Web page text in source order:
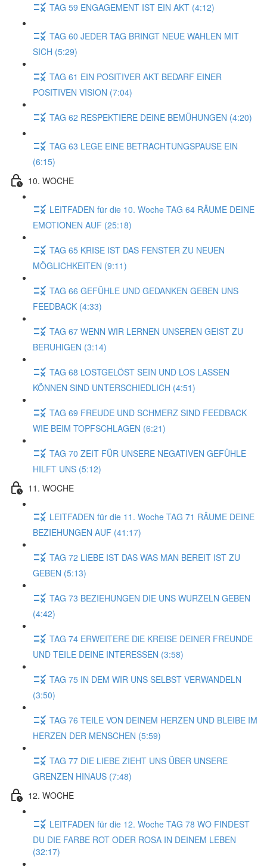
TAG 59 ENGAGEMENT IST EIN AKT (4:12)
TAG 60 JEDER TAG BRINGT NEUE WAHLEN MIT
SICH (5:29)
TAG 61 EIN POSITIVER AKT BEDARF EINER
POSITIVEN VISION (7:04)
TAG 62 RESPEKTIERE DEINE BEMÜHUNGEN (4:20)
TAG 63 LEGE EINE BETRACHTUNGSPAUSE EIN
(6:15)
10. WOCHE
LEITFADEN für die 10. Woche TAG 64 RÄUME DEINE
EMOTIONEN AUF (25:18)
TAG 65 KRISE IST DAS FENSTER ZU NEUEN
MÖGLICHKEITEN (9:11)
TAG 66 GEFÜHLE UND GEDANKEN GEBEN UNS
FEEDBACK (4:33)
TAG 67 WENN WIR LERNEN UNSEREN GEIST ZU
BERUHIGEN (3:14)
TAG 68 LOSTGELÖST SEIN UND LOS LASSEN
KÖNNEN SIND UNTERSCHIEDLICH (4:51)
TAG 69 FREUDE UND SCHMERZ SIND FEEDBACK
WIE BEIM TOPFSCHLAGEN (6:21)
TAG 70 ZEIT FÜR UNSERE NEGATIVEN GEFÜHLE
HILFT UNS (5:12)
11. WOCHE
LEITFADEN für die 11. Woche TAG 71 RÄUME DEINE
BEZIEHUNGEN AUF (41:17)
TAG 72 LIEBE IST DAS WAS MAN BEREIT IST ZU
GEBEN (5:13)
TAG 73 BEZIEHUNGEN DIE UNS WURZELN GEBEN
(4:42)
TAG 74 ERWEITERE DiE KREISE DEINER FREUNDE
UND TEILE DEINE INTERESSEN (3:58)
TAG 75 IN DEM WIR UNS SELBST VERWANDELN
(3:50)
TAG 76 TEILE VON DEINEM HERZEN UND BLEIBE IM
HERZEN DER MENSCHEN (5:59)
TAG 77 DIE LIEBE ZIEHT UNS ÜBER UNSERE
GRENZEN HINAUS (7:48)
12. WOCHE
LEITFADEN für die 12. Woche TAG 78 WO FINDEST
DU DIE FARBE ROT ODER ROSA IN DEINEM LEBEN
(32:17)